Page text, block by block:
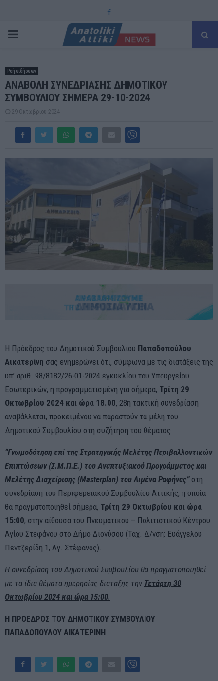
Facebook
PRIMARY
Ροή ειδήσεων
ΑΝΑΒΟΛΗ ΣΥΝΕΔΡΙΑΣΗΣ ΔΗΜΟΤΙΚΟΥ
ΣΥΜΒΟΥΛΙΟΥ ΣΗΜΕΡΑ 29-10-2024
29 Οκτωβρίου 2024
Η Πρόεδρος του Δημοτικού Συμβουλίου Παπαδοπούλου
Αικατερίνη σας ενημερώνει ότι, σύμφωνα με τις διατάξεις της
υπ’ αριθ. 98/8182/26-01-2024 εγκυκλίου του Υπουργείου
Εσωτερικών, η προγραμματισμένη για σήμερα, Τρίτη 29
Οκτωβρίου 2024 και ώρα 18.00, 28η τακτική συνεδρίαση
αναβάλλεται, προκειμένου να παραστούν τα μέλη του
Δημοτικού Συμβουλίου στη συζήτηση του θέματος
“Γνωμοδότηση επί της Στρατηγικής Μελέτης Περιβαλλοντικών
Επιπτώσεων (Σ.Μ.Π.Ε.) του Αναπτυξιακού Προγράμματος και
Μελέτης Διαχείρισης (Masterplan) του Λιμένα Ραφήνας”στη
συνεδρίαση του Περιφερειακού Συμβουλίου Αττικής, η οποία
θα πραγματοποιηθεί σήμερα, Τρίτη 29 Οκτωβρίου και ώρα
15:00, στην αίθουσα του Πνευματικού – Πολιτιστικού Κέντρου
Αγίου Στεφάνου στο Δήμο Διονύσου (Ταχ. Δ/νση: Ευάγγελου
Πεντζερίδη 1, Αγ. Στέφανος).
Η συνεδρίαση του Δημοτικού Συμβουλίου θα πραγματοποιηθεί
με τα ίδια θέματα ημερησίας διάταξης την Τετάρτη 30
Οκτωβρίου 2024 και ώρα 15:00.
Η ΠΡΟΕΔΡΟΣ ΤΟΥ ΔΗΜΟΤΙΚΟΥ ΣΥΜΒΟΥΛΙΟΥ
ΠΑΠΑΔΟΠΟΥΛΟΥ ΑΙΚΑΤΕΡΙΝΗ